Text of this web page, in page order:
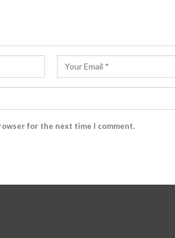
for the next time I comment.